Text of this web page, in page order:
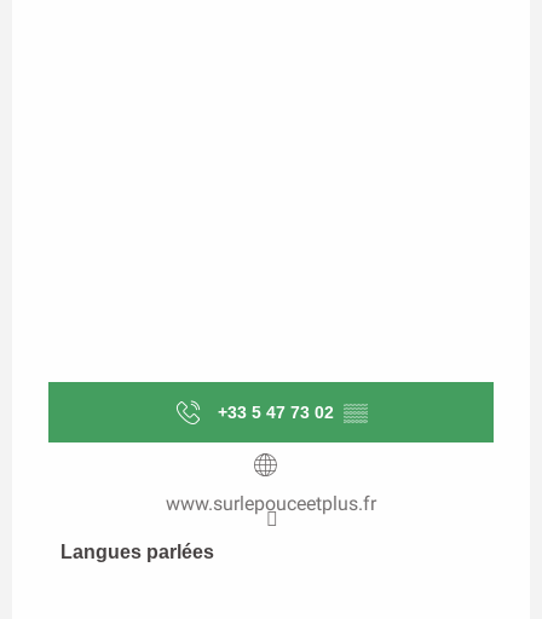
+33 5 47 73 02 ▒▒
www.surlepouceetplus.fr
Langues parlées
Langues parlées